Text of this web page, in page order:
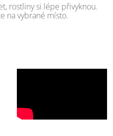
rostliny si lépe přivyknou.
na vybrané místo.